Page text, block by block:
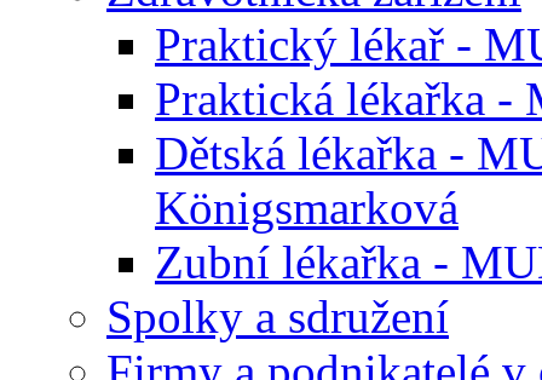
Praktický lékař -
Praktická lékařka -
Dětská lékařka -
Königsmarková
Zubní lékařka -
Spolky a sdružení